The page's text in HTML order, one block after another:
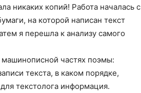
никаких копий! Работа началась с
на которой написан текст
я перешла к анализу самого
машинописной частях поэмы:
текста, в каком порядке,
текстолога информация.